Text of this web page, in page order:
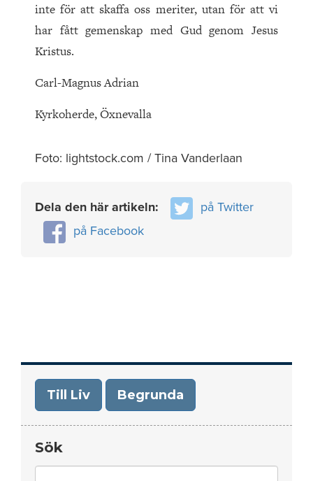
inte för att skaffa oss meriter, utan för att vi
har fått gemenskap med Gud genom Jesus
Kristus.
Carl-Magnus Adrian
Kyrkoherde, Öxnevalla
Foto: lightstock.com / Tina Vanderlaan
Dela den här artikeln:
på Twitter
på Facebook
Till Liv Begrunda
Sök